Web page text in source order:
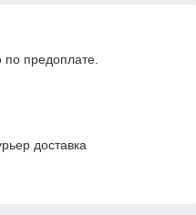
по предоплате.
доставка